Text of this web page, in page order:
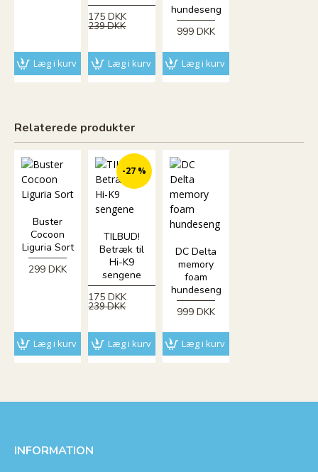
Læg i kurv
175 DKK
239 DKK
Læg i kurv
hundeseng
999 DKK
Læg i kurv
Relaterede produkter
Buster
Cocoon
Liguria Sort
299 DKK
Læg i kurv
-27 %
TILBUD!
Betræk til
Hi-K9
sengene
175 DKK
239 DKK
Læg i kurv
DC Delta
memory
foam
hundeseng
999 DKK
Læg i kurv
INFORMATION